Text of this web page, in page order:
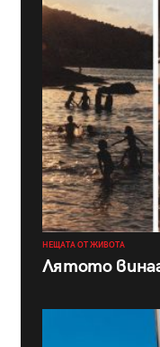
НЕЩАТА ОТ ЖИВОТА
Лятото